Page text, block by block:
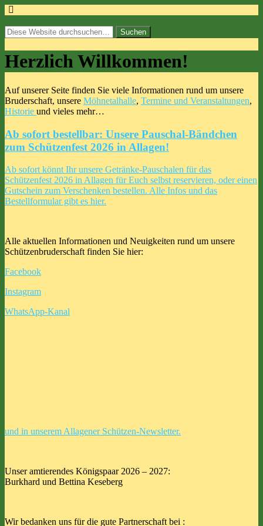
Herzlich Willkommen!
Auf unserer Seite finden Sie viele Informationen rund um unsere
Bruderschaft, unsere Möhnetalhalle, Termine und Veranstaltungen,
Historie und vieles mehr…
Ab sofort bestellbar: Unsere Pauschal-Bändchen
zum Schützenfest 2026 in Allagen!
Ab sofort könnt Ihr unsere Getränke-Pauschalen für das
Schützenfest 2026 in Allagen für Euch selbst reservieren, oder einen
Gutschein zum Verschenken bestellen. Alle Infos und das
Bestellformular gibt es hier.
Alle aktuellen Informationen und Neuigkeiten rund um unsere
Schützenbruderschaft finden Sie hier:
Facebook
Instagram
WhatsApp-Kanal
und in unserem Allagener Schützen-Newsletter.
Unser amtierendes Königspaar 2026 – 2027:
Burkhard und Bettina Keseberg
Wir bedanken uns für die gute Partnerschaft bei :